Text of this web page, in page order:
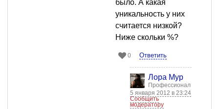
было. А какая
уникальность у них
считается низкой?
Ниже скольки %?
0 Ответить
Лора Мур
Профессионал
5 января 2012 в 23:24
Сообщить
модератору